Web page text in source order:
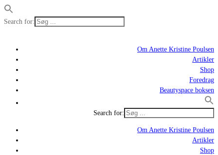
Search for:
Om Anette Kristine Poulsen
Artikler
Shop
Foredrag
Beautyspace boksen
Search for:
Om Anette Kristine Poulsen
Artikler
Shop